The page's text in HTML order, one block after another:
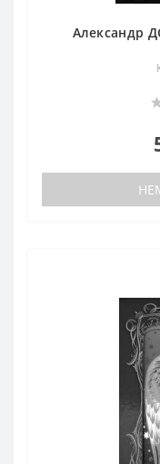
Александр